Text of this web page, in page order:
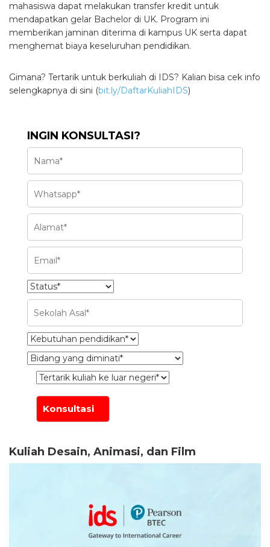
mahasiswa dapat melakukan transfer kredit untuk
mendapatkan gelar Bachelor di UK. Program ini
memberikan jaminan diterima di kampus UK serta dapat
menghemat biaya keseluruhan pendidikan.
Gimana? Tertarik untuk berkuliah di IDS? Kalian bisa cek info
selengkapnya di sini (bit.ly/DaftarKuliahIDS)
INGIN KONSULTASI?
Kuliah Desain, Animasi, dan Film